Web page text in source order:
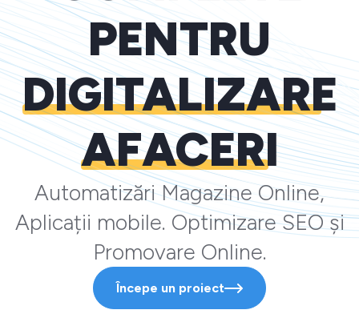
PENTRU
DIGITALIZARE
AFACERI
Automatizări Magazine Online,
Aplicații mobile. Optimizare SEO și
Promovare Online.
Începe un proiect